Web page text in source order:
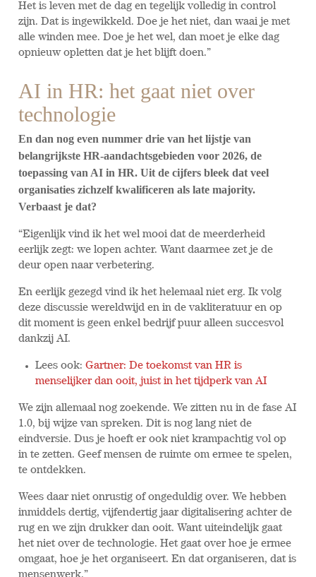
Het is leven met de dag en tegelijk volledig in control
zijn. Dat is ingewikkeld. Doe je het niet, dan waai je met
alle winden mee. Doe je het wel, dan moet je elke dag
opnieuw opletten dat je het blijft doen.”
AI in HR: het gaat niet over
technologie
En dan nog even nummer drie van het lijstje van
belangrijkste HR-aandachtsgebieden voor 2026, de
toepassing van AI in HR. Uit de cijfers bleek dat veel
organisaties zichzelf kwalificeren als late majority.
Verbaast je dat?
“Eigenlijk vind ik het wel mooi dat de meerderheid
eerlijk zegt: we lopen achter. Want daarmee zet je de
deur open naar verbetering.
En eerlijk gezegd vind ik het helemaal niet erg. Ik volg
deze discussie wereldwijd en in de vakliteratuur en op
dit moment is geen enkel bedrijf puur alleen succesvol
dankzij AI.
Lees ook:Gartner: De toekomst van HR is
menselijker dan ooit, juist in het tijdperk van AI
We zijn allemaal nog zoekende. We zitten nu in de fase AI
1.0, bij wijze van spreken. Dit is nog lang niet de
eindversie. Dus je hoeft er ook niet krampachtig vol op
in te zetten. Geef mensen de ruimte om ermee te spelen,
te ontdekken.
Wees daar niet onrustig of ongeduldig over. We hebben
inmiddels dertig, vijfendertig jaar digitalisering achter de
rug en we zijn drukker dan ooit. Want uiteindelijk gaat
het niet over de technologie. Het gaat over hoe je ermee
omgaat, hoe je het organiseert. En dat organiseren, dat is